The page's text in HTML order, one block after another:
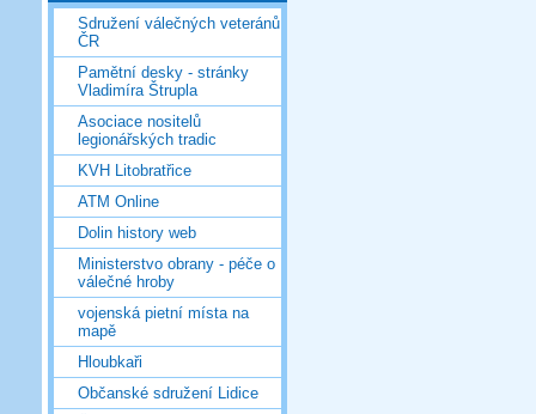
Sdružení válečných veteránů
ČR
Pamětní desky - stránky
Vladimíra Štrupla
Asociace nositelů
legionářských tradic
KVH Litobratřice
ATM Online
Dolin history web
Ministerstvo obrany - péče o
válečné hroby
vojenská pietní místa na
mapě
Hloubkaři
Občanské sdružení Lidice